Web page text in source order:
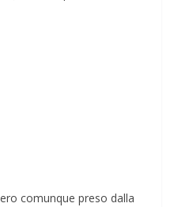
comunque preso dalla